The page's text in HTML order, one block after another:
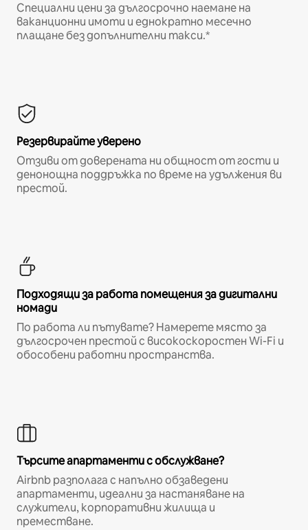
Специални цени за дългосрочно наемане на
ваканционни имоти и еднократно месечно
плащане без допълнителни такси.*
Резервирайте уверено
Отзиви от доверената ни общност от гости и
денонощна поддръжка по време на удължения ви
престой.
Подходящи за работа помещения за дигитални
номади
По работа ли пътувате? Намерете място за
дългосрочен престой с високоскоростен Wi-Fi и
обособени работни пространства.
Търсите апартаменти с обслужване?
Airbnb разполага с напълно обзаведени
апартаменти, идеални за настаняване на
служители, корпоративни жилища и
преместване.